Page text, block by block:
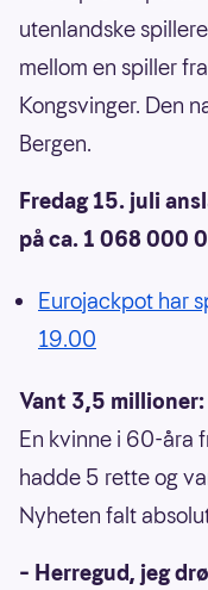
utenlandske
mellom en spiller
Kongsvinger. Den
Bergen.
Fredag 15. juli
på ca. 1 068 000
Eurojackpot har
19.00
Vant 3,5
En kvinne i 60-åra
hadde 5 rette og
Nyheten falt
– Herregud, jeg